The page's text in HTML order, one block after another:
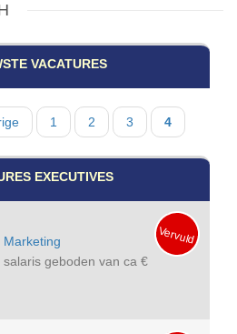
VACATURES
Pagina
1 Pagina
2 Pagina
3
Huidige
pagina
4
EXECUTIVES
Vervuld
geboden van ca €